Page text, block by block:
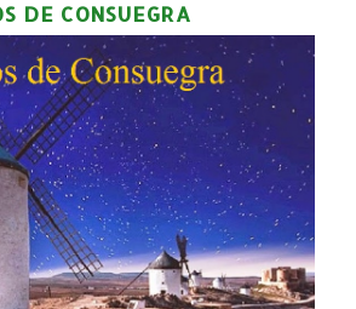
DE CONSUEGRA